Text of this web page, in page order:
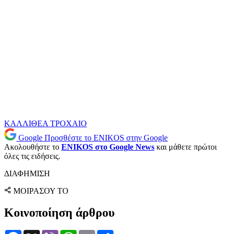
ΚΑΛΛΙΘΕΑ ΤΡΟΧΑΙΟ
Google Προσθέστε το ENIKOS στην Google
Ακολουθήστε το ENIKOS στο Google News και μάθετε πρώτοι
όλες τις ειδήσεις.
ΔΙΑΦΗΜΙΣΗ
ΜΟΙΡΑΣΟΥ ΤΟ
Κοινοποίηση άρθρου